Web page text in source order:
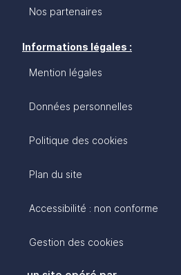
Nos partenaires
Informations légales :
Mention légales
Données personnelles
Politique des cookies
Plan du site
Accessibilité : non conforme
Gestion des cookies